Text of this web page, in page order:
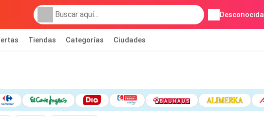
Desconocida
Tiendas Categorías Ciudades